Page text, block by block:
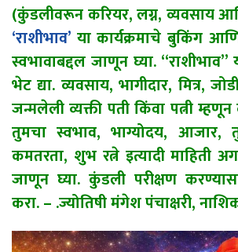
(कुंडलीवरून करियर, लग्न, व्यवसाय
‘राशीभाव’ या कार्यक्रमाचे बुकिंग
स्वभावाबद्दल जाणून घ्या.
भेट द्या. व्यवसाय, भागीदार, मित्र,
जन्मलेली व्यक्ती पती किंवा पत्नी
तुमचा स्वभाव, भाग्योदय, आजार,
कमतरता, शुभ रत्ने इत्यादी माहिती
जाणून घ्या. कुंडली परीक्षण
करा. – .ज्योतिषी मंगेश पंचाक्षरी,